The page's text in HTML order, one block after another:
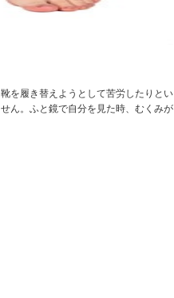
を履き替えようとして苦労したりとい
ん。ふと鏡で自分を見た時、むくみが